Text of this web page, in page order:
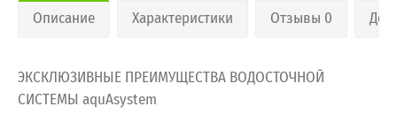
Описание Характеристики Отзывы 0
ЭКСКЛЮЗИВНЫЕ ПРЕИМУЩЕСТВА ВОДОСТОЧНОЙ
СИСТЕМЫ aquAsystem